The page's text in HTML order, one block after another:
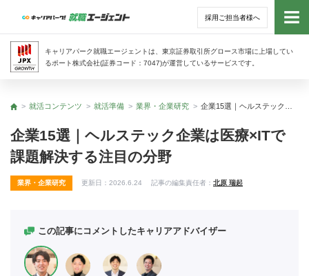
採用ご担当者様へ
キャリアパーク就職エージェントは、東京証券取引所グロース市場に上場してい
るポート株式会社(証券コード：7047)が運営しているサービスです。
トッ
トップ
就活コンテンツ 就活準備 業界・企業研究
企業15選｜ヘルステック企業は医療×ITで
課題解決する注目の分野
業界・企業研究 更新日： 2026.6.24 記事の編集責任者： 北原 瑞起
この記事にコメントしたキャリアアドバイザー